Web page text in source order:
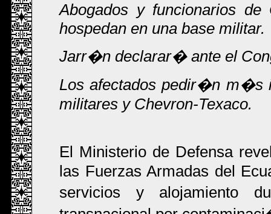
Abogados y funcionarios de
hospedan en una base militar.
Jarr�n declarar� ante el
Los afectados pedir�n m�s
militares y Chevron-Texaco.
El Ministerio de Defensa
las Fuerzas Armadas del
servicios y alojamiento